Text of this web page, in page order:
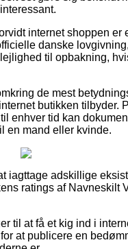
internet shoppen
danske
til opbakning,
de mest
butikken tilbyder.
enhver tid kan
en mand eller kvinde.
iagttage adskillige
ratings af Navneskilt
til at få et kig ind i
at publicere en